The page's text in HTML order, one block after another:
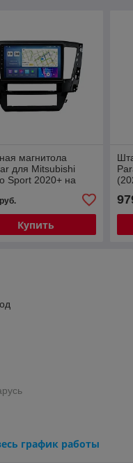
магнитола
для Mitsubishi
Sport 2020+ на
13 (2/32Gb + 4G)
Купить
график работы